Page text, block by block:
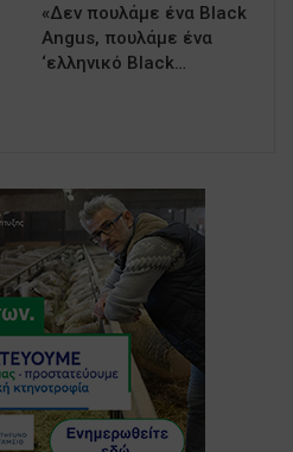
«Δεν πουλάμε ένα Black
Angus, πουλάμε ένα
‘ελληνικό Black…